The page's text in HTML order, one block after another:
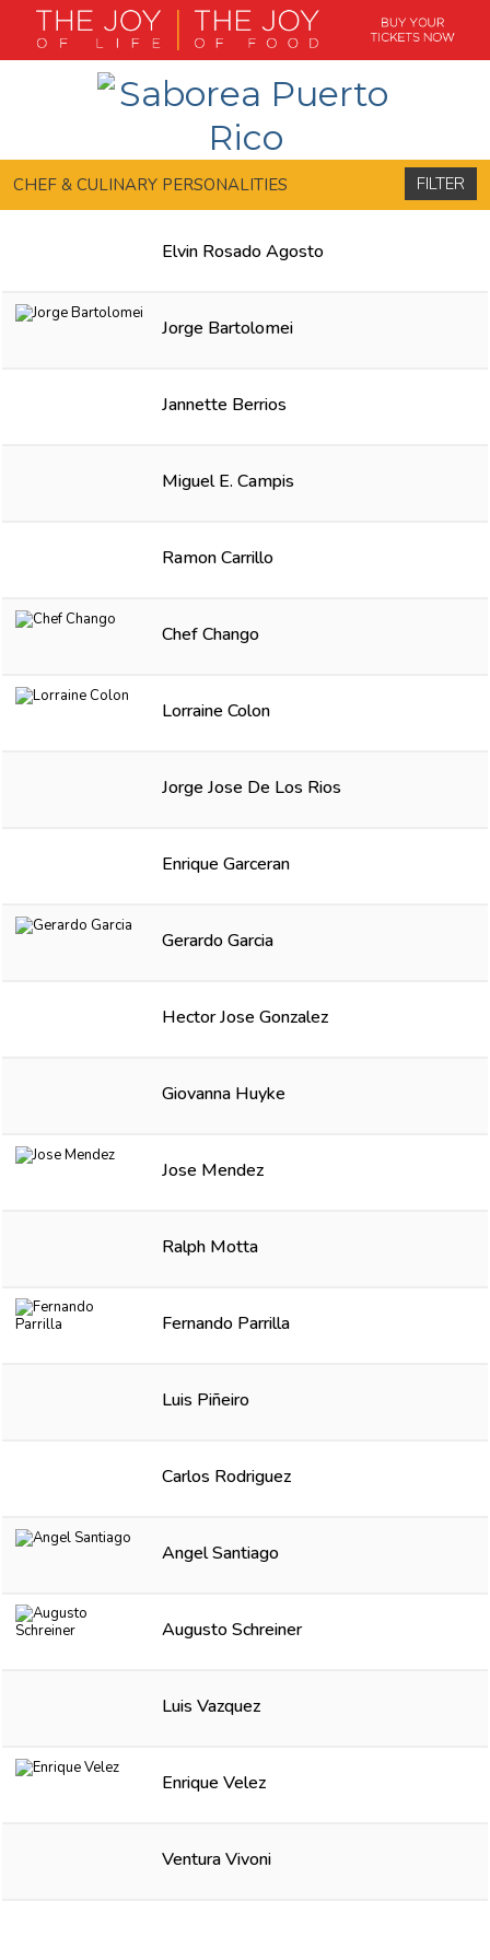
CHEF & CULINARY PERSONALITIES FILTER
Elvin Rosado Agosto
Jorge Bartolomei
Jannette Berrios
Miguel E. Campis
Ramon Carrillo
Chef Chango
Lorraine Colon
Jorge Jose De Los Rios
Enrique Garceran
Gerardo Garcia
Hector Jose Gonzalez
Giovanna Huyke
Jose Mendez
Ralph Motta
Fernando Parrilla
Luis Piñeiro
Carlos Rodriguez
Angel Santiago
Augusto Schreiner
Luis Vazquez
Enrique Velez
Ventura Vivoni